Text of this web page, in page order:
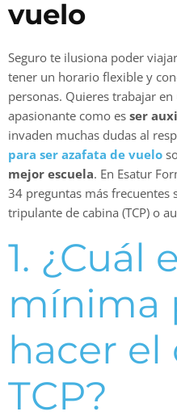
vuelo
Seguro te ilusiona poder
tener un horario flexible y
personas. Quieres trabajar
apasionante como es ser
invaden muchas dudas al
para ser azafata de vuelo
mejor escuela. En Esatur
34 preguntas más frecuentes
tripulante de cabina (TCP) o
1. ¿Cuál
mínima
hacer el
TCP?